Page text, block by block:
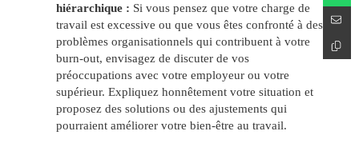
hiérarchique : Si vous pensez que votre charge de
travail est excessive ou que vous êtes confronté à des
problèmes organisationnels qui contribuent à votre
burn-out, envisagez de discuter de vos
préoccupations avec votre employeur ou votre
supérieur. Expliquez honnêtement votre situation et
proposez des solutions ou des ajustements qui
pourraient améliorer votre bien-être au travail.